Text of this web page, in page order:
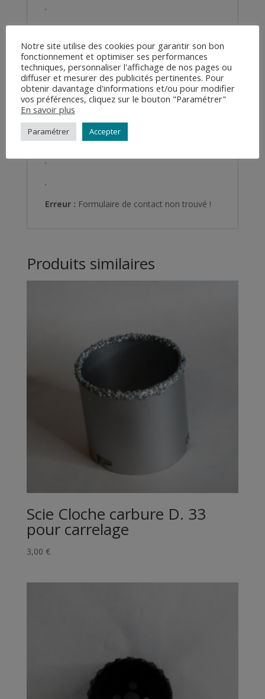
.
.
.
.
.
.
.
.
.
Erreur : Formulaire de contact non trouvé !
Produits similaires
Scie Cloche carbure D. 33
pour carrelage
3,00 €
Notre site utilise des cookies pour garantir son bon
fonctionnement et optimiser ses performances
techniques, personnaliser l'affichage de nos pages ou
diffuser et mesurer des publicités pertinentes. Pour
obtenir davantage d'informations et/ou pour modifier
vos préférences, cliquez sur le bouton "Paramétrer"
En savoir plus
Paramétrer Accepter